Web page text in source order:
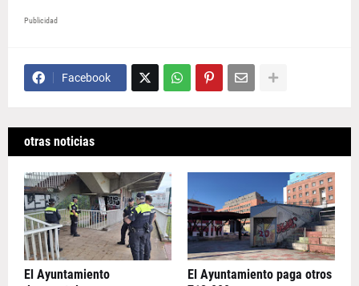
Publicidad
Facebook
otras noticias
El Ayuntamiento
El Ayuntamiento paga otros